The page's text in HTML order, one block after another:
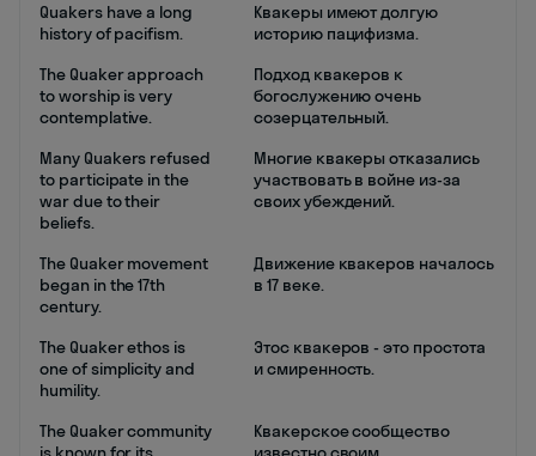
Quakers have a long
history of pacifism.
Квакеры имеют долгую
историю пацифизма.
The Quaker approach
to worship is very
contemplative.
Подход квакеров к
богослужению очень
созерцательный.
Many Quakers refused
to participate in the
war due to their
beliefs.
Многие квакеры отказались
участвовать в войне из-за
своих убеждений.
The Quaker movement
began in the 17th
century.
Движение квакеров началось
в 17 веке.
The Quaker ethos is
one of simplicity and
humility.
Этос квакеров - это простота
и смиренность.
The Quaker community
Квакерское сообщество